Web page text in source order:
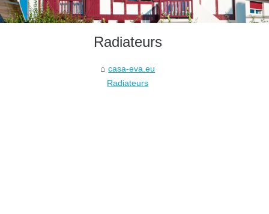
Radiateurs
casa-eva.eu
Radiateurs